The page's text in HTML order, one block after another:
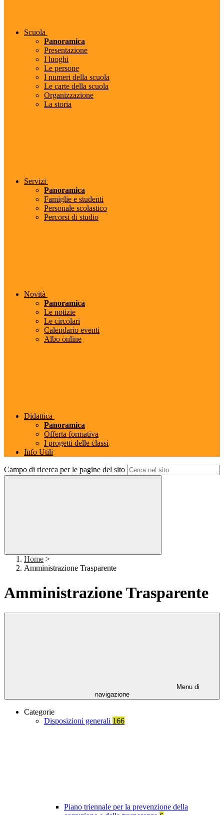
Scuola
Panoramica
Presentazione
I luoghi
Le persone
I numeri della scuola
Le carte della scuola
Organizzazione
La storia
Servizi
Panoramica
Famiglie e studenti
Personale scolastico
Percorsi di studio
Novità
Panoramica
Le notizie
Le circolari
Calendario eventi
Albo online
Didattica
Panoramica
Offerta formativa
I progetti delle classi
Info Utili
Campo di ricerca per le pagine del sito
Home >
Amministrazione Trasparente
Amministrazione Trasparente
Menu di
navigazione
Categorie
Disposizioni generali 166
Piano triennale per la prevenzione della